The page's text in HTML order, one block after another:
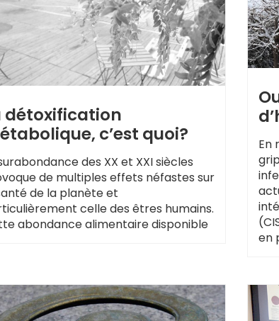
détoxification
c’est quoi?
des XX et XXI siècles
de multiples effets néfastes sur
de la planète et
celle des êtres humains.
abondance alimentaire disponible
En
en